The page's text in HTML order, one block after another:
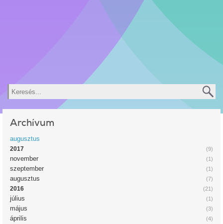
Keresés
Archívum
augusztus
(9)
2017
(1)
november
(1)
szeptember
(7)
augusztus
(21)
2016
(1)
július
(3)
május
(4)
április